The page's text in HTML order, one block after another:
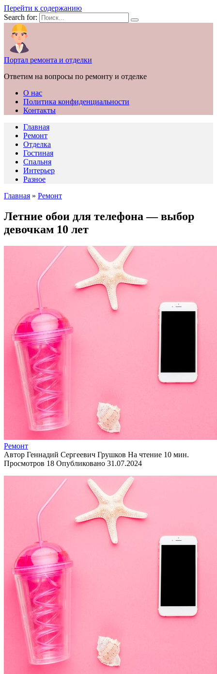
Перейти к содержанию
Search for:
Портал ремонта и отделки
Ответим на вопросы по ремонту и отделке
О нас
Политика конфиденциальности
Контакты
Главная
Ремонт
Отделка
Гостиная
Спальня
Интерьер
Разное
Главная » Ремонт
Летние обои для телефона — выбор
девочкам 10 лет
Ремонт
Автор Геннадий Сергеевич Грушков На чтение 10 мин.
Просмотров 18 Опубликовано 31.07.2024